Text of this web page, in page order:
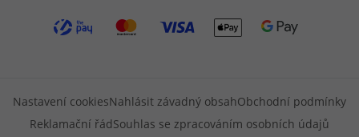
Nastavení cookiesNahlásit závadný obsahObchodní podmínky
Reklamační řádSouhlas se zpracováním osobních údajů